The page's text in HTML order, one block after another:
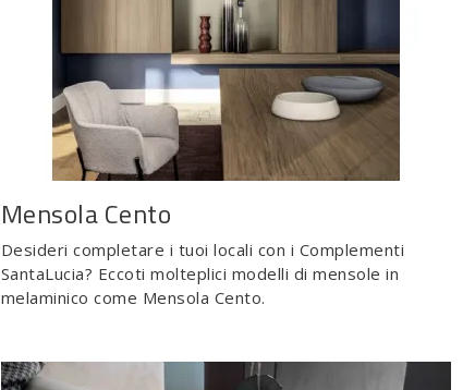
Mensola Cento
Desideri completare i tuoi locali con i Complementi
SantaLucia? Eccoti molteplici modelli di mensole in
melaminico come Mensola Cento.